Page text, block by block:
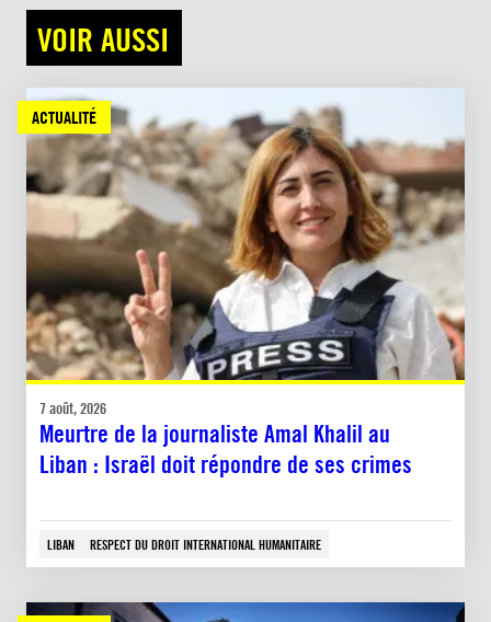
VOIR AUSSI
ACTUALITÉ
7 août, 2026
Meurtre de la journaliste Amal Khalil au
Liban : Israël doit répondre de ses crimes
LIBAN RESPECT DU DROIT INTERNATIONAL HUMANITAIRE